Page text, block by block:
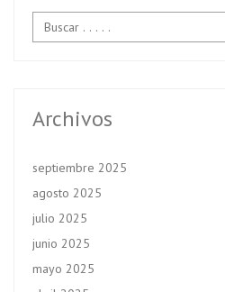
Archivos
septiembre 2025
agosto 2025
julio 2025
junio 2025
mayo 2025